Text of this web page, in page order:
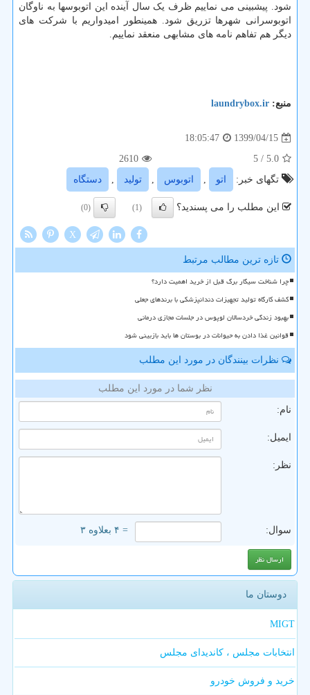
شود. پیشبینی می نماییم ظرف یک سال آینده این اتوبوسها به ناوگان
اتوبوسرانی شهرها تزریق شود. همینطور امیدواریم با شرکت های
دیگر هم تفاهم نامه های مشابهی منعقد نماییم.
منبع: laundrybox.ir
1399/04/15
18:05:47
5.0
/ 5
2610
تگهای خبر:
اتو , اتوبوس , تولید , دستگاه
این مطلب را می پسندید؟ (1)
(0)
X
تازه ترین مطالب مرتبط
چرا شناخت سیگار برگ قبل از خرید اهمیت دارد؟
کشف کارگاه تولید تجهیزات دندانپزشکی با برندهای جعلی
بهبود زندگی خردسالان لوپوس در جلسات مجازی درمانی
قوانین غذا دادن به حیوانات در بوستان ها باید بازبینی شود
نظرات بینندگان در مورد این مطلب
نظر شما در مورد این مطلب
نام:
ایمیل:
نظر:
سوال: = ۴ بعلاوه ۳
دوستان ما
MIGT
انتخابات مجلس ، کاندیدای مجلس
خرید و فروش خودرو